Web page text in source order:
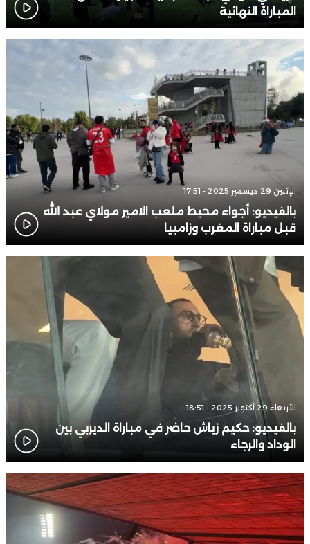
المباراة النهائية
الإثنين 29 ديسمبر 2025 - 17:51
بالفيديو: أجواء محيط ملعب الامير مولاي عبد الله
قبل مباراة المغرب وزامبيا
الأربعاء 29 أكتوبر 2025 - 18:51
بالفيديو: حكيم زياش حاضر في مباراة الديربي بين
الوداد والرجاء